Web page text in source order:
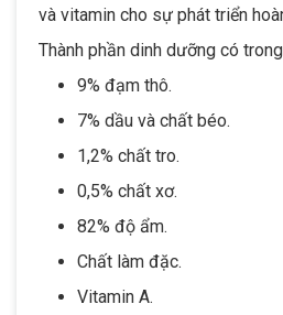
và vitamin cho sự phát triển
Thành phần dinh dưỡng có
9% đạm thô.
7% dầu và chất béo.
1,2% chất tro.
0,5% chất xơ.
82% độ ẩm.
Chất làm đặc.
Vitamin A.